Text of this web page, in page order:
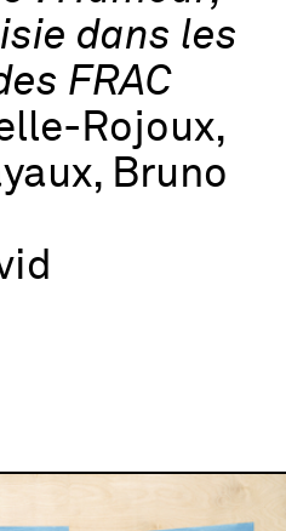
dans les
FRAC
Rojoux,
Bruno